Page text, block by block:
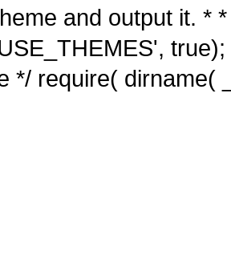
and output it. *
*/ require( dirname(